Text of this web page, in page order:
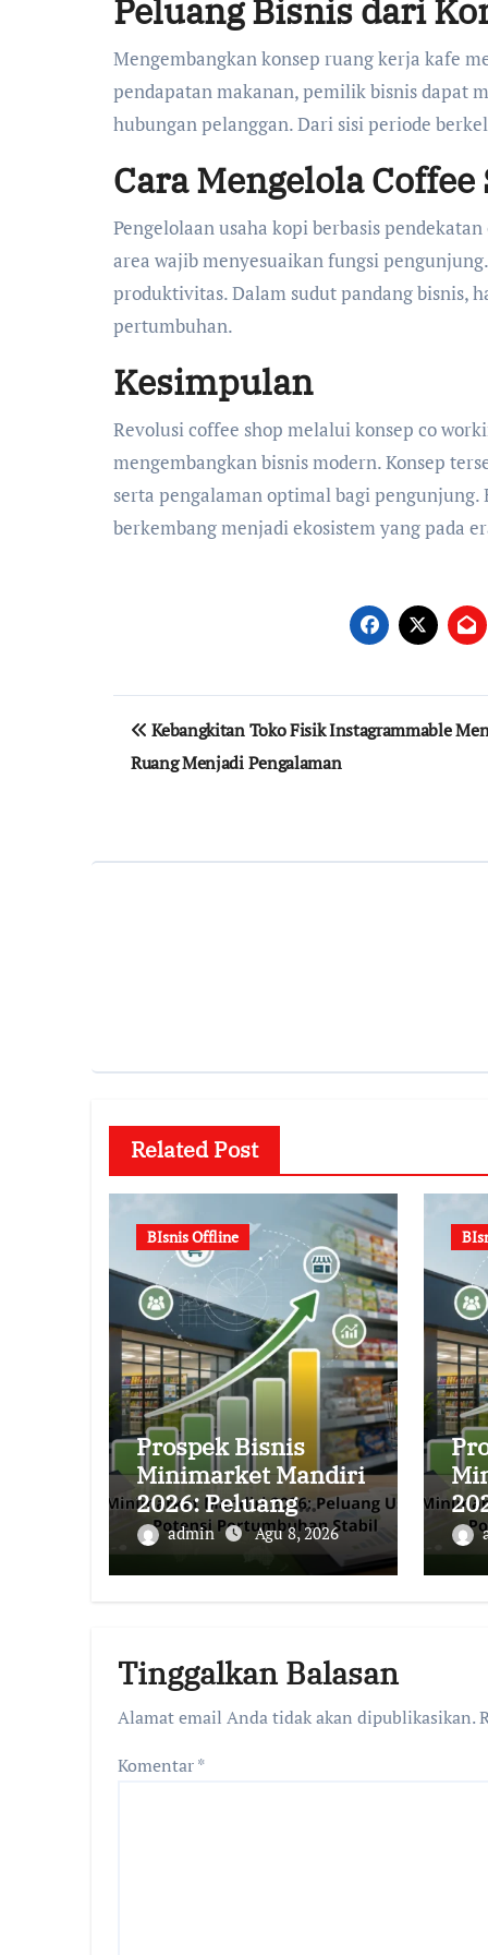
Peluang Bisnis dari
Mengembangkan konsep ruang kerja kafe
pendapatan makanan, pemilik bisnis dapat
hubungan pelanggan. Dari sisi periode
Cara Mengelola
Pengelolaan usaha kopi berbasis
area wajib menyesuaikan fungsi
produktivitas. Dalam sudut pandang bisnis,
pertumbuhan.
Kesimpulan
Revolusi coffee shop melalui konsep co
mengembangkan bisnis modern. Konsep
serta pengalaman optimal bagi pengunjung.
berkembang menjadi ekosistem yang pada
Navigasi
pos
Kebangkitan Toko Fisik Instagrammable
Ruang Menjadi Pengalaman
Related Post
BIsnis Offline
Prospek Bisnis
Minimarket Mandiri
2026: Peluang
Usaha Lokal dengan
Potensi
admin Agu 8, 2026
Tinggalkan Balasan
Alamat email Anda tidak akan dipublikasikan.
Komentar*